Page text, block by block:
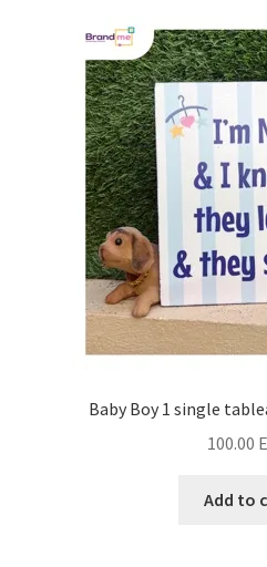
100.00
Add to